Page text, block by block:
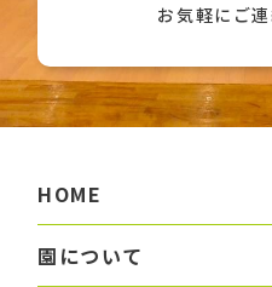
お気軽にご連
HOME
園について